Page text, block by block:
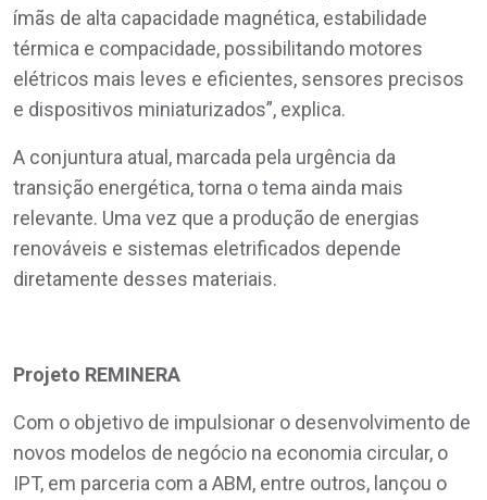
ímãs de alta capacidade magnética, estabilidade
térmica e compacidade, possibilitando motores
elétricos mais leves e eficientes, sensores precisos
e dispositivos miniaturizados”, explica.
A conjuntura atual, marcada pela urgência da
transição energética, torna o tema ainda mais
relevante. Uma vez que a produção de energias
renováveis e sistemas eletrificados depende
diretamente desses materiais.
Projeto REMINERA
Com o objetivo de impulsionar o desenvolvimento de
novos modelos de negócio na economia circular, o
IPT, em parceria com a ABM, entre outros, lançou o